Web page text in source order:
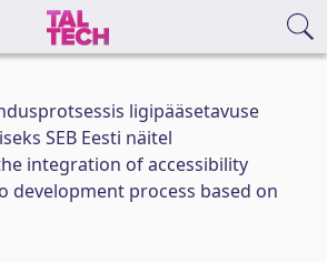
ligipääsetavuse
SEB Eesti näitel
integration of accessibility
development process based on